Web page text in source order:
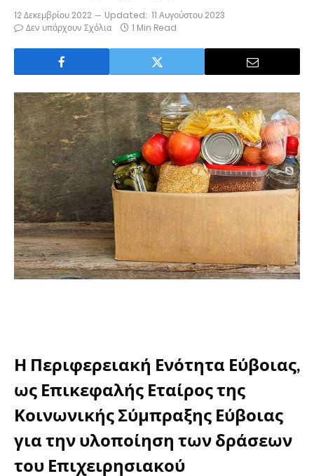
12 Δεκεμβρίου 2022 Updated: 11 Αυγούστου 2023
Δεν υπάρχουν Σχόλια
1 Min Read
Η Περιφερειακή Ενότητα Εύβοιας,
ως Επικεφαλής Εταίρος της
Κοινωνικής Σύμπραξης Εύβοιας
για την υλοποίηση των δράσεων
του Επιχειρησιακού